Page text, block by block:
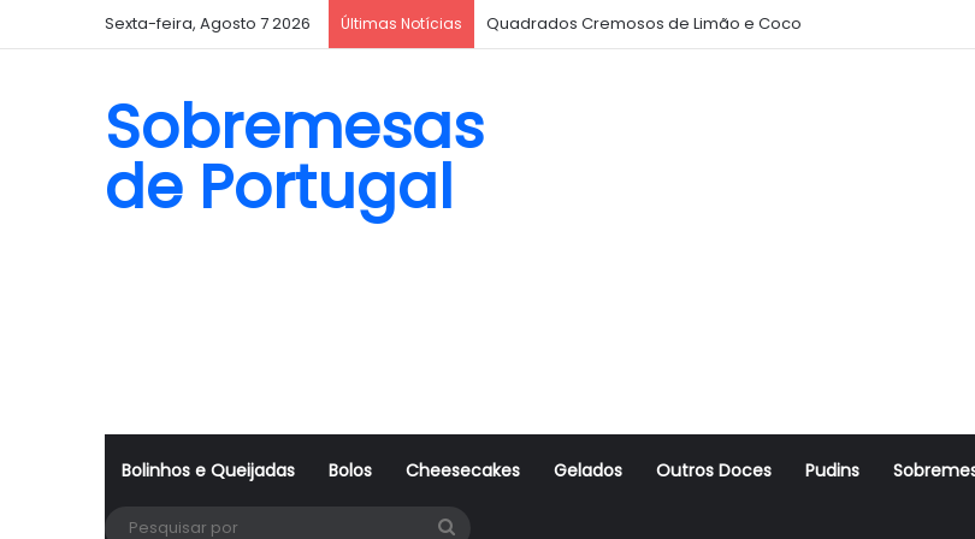
Sexta-feira, Agosto 7 2026 Últimas Notícias Quadrados Cremosos de Limão e Coco
Sobremesas
de Portugal
Bolinhos e Queijadas Bolos Cheesecakes Gelados Outros Doces Pudins